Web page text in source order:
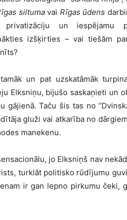
siltumavai Rīgas ūdens
un iespējamu
izšķirties – vai tiešām
un pat uzskatāmāk
Elksniņu, bijušo saskaņieti un
gājienā. Taču šis tas no
gluži vai atkarība no
manekenu.
jo Elksniņš nav
turklāt politisko rūdījumu
ir gan lepno pirkumu čeki,